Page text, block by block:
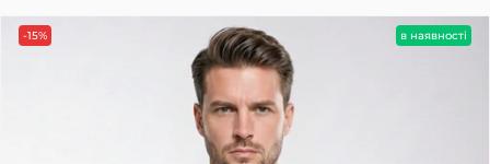
-15% в наявності